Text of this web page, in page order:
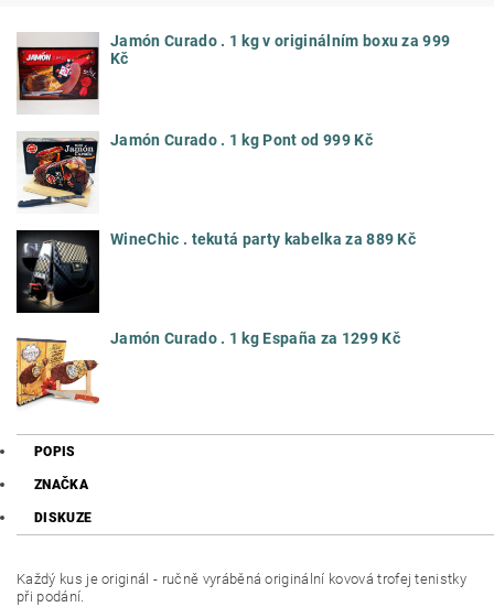
Jamón Curado . 1 kg v originálním boxu za 999
Kč
Jamón Curado . 1 kg Pont od 999 Kč
WineChic . tekutá party kabelka za 889 Kč
Jamón Curado . 1 kg España za 1299 Kč
POPIS
ZNAČKA
DISKUZE
Každý kus je originál - ručně vyráběná originální kovová trofej tenistky
při podání.